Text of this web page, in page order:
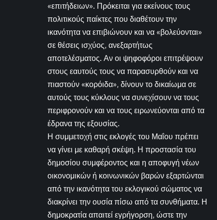
«επιτήδειων». Πρόκειται για εκείνους τους
πολιτικούς παίκτες που διαθέτουν την
ικανότητα να επιβιώνουν και να «βολεύονται»
σε θέσεις ισχύος, ανεξαρτήτως
αποτελέσματος. Αν οι ψηφοφόροι επιτρέψουν
στους εαυτούς τους να παρασυρθούν και να
πιαστούν «κορόιδα», δίνουν το δικαίωμα σε
αυτούς τους κύκλους να συνεχίσουν να τους
περιφρονούν και να τους ειρωνεύονται από τα
έδρανα της εξουσίας.
Η συμμετοχή στις εκλογές του Μαΐου πρέπει
να γίνει με καθαρή σκέψη. Η προστασία του
δημοσίου συμφέροντος και η αποφυγή νέων
οικονομικών ή κοινωνικών βαρών εξαρτώνται
από την ικανότητα του εκλογικού σώματος να
διακρίνει την ουσία πίσω από τα συνθήματα. Η
δημοκρατία απαιτεί εγρήγορση, ώστε την